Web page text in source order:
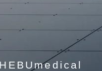
HEBUmedical